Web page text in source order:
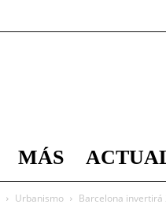
MÁS
Urbanismo Barcelona